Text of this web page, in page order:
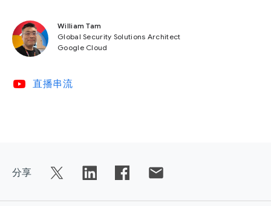
William Tam
Global Security Solutions Architect
Google Cloud
video_youtube 直播串流
分享